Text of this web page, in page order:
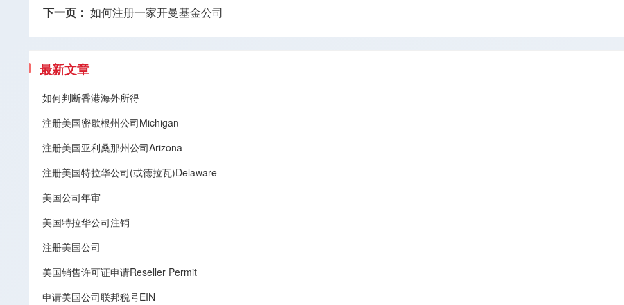
下一页： 如何注册一家开曼基金公司
最新文章
如何判断香港海外所得
注册美国密歇根州公司Michigan
注册美国亚利桑那州公司Arizona
注册美国特拉华公司(或德拉瓦)Delaware
美国公司年审
美国特拉华公司注销
注册美国公司
美国销售许可证申请Reseller Permit
申请美国公司联邦税号EIN